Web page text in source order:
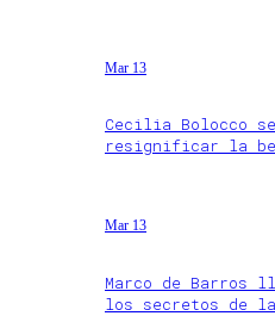
Mar 13
Cecilia Bolocco se
resignificar la
Mar 13
Marco de Barros
los secretos de